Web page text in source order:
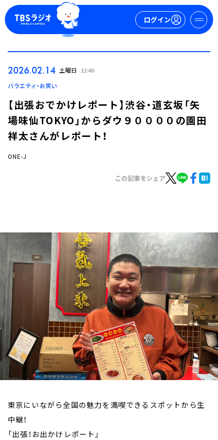
ログイン
ログイン
イベント・グッズ
YouTube
会社情報
2026.02.14 土曜日 12:40
バラエティ・お笑い
【出張おでかけレポート】渋谷・道玄坂「矢
場味仙TOKYO」からダウ９００００の園田
祥太さんがレポート！
ONE-J
この記事をシェア
東京にいながら全国の魅力を満喫できるスポットから生
中継！
「出張！お出かけレポート」